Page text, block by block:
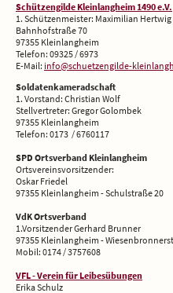
Schützengilde Kleinlangheim 1490 e.V.
1. Schützenmeister: Maximilian Hertwig
Bahnhofstraße 70
97355 Kleinlangheim
Telefon: 09325 / 6973
E-Mail: info@schuetzengilde-
Soldatenkameradschaft
1. Vorstand: Christian Wolf
Stellvertreter: Gregor Golombek
97355 Kleinlangheim
Telefon: 0173 / 6760117
SPD Ortsverband Kleinlangheim
Ortsvereinsvorsitzender:
Oskar Friedel
97355 Kleinlangheim - Schulstraße 20
VdK Ortsverband
1.Vorsitzender Gerhard Brunner
97355 Kleinlangheim -
Mobil: 0174 / 3757608
VFL - Verein für Leibesübungen
Erika Schulz